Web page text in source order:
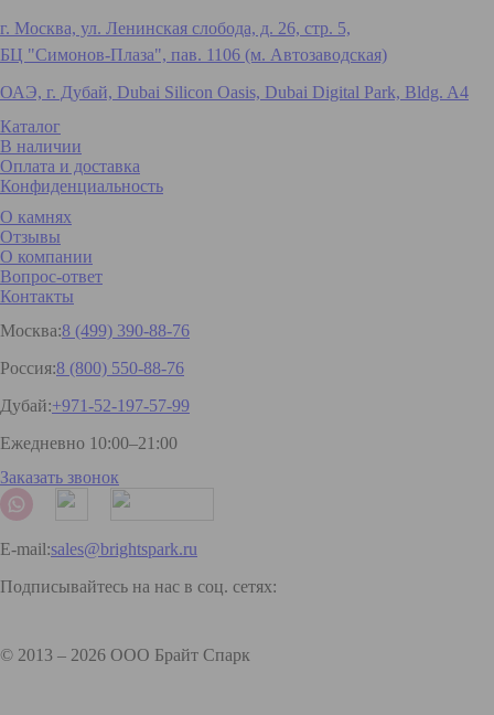
г. Москва, ул. Ленинская слобода, д. 26, стр. 5,
БЦ "Симонов-Плаза", пав. 1106 (м. Автозаводская)
ОАЭ, г. Дубай, Dubai Silicon Oasis, Dubai Digital Park, Bldg. A4
Каталог
В наличии
Оплата и доставка
Конфиденциальность
О камнях
Отзывы
О компании
Вопрос-ответ
Контакты
Москва:8 (499) 390-88-76
Россия:8 (800) 550-88-76
Дубай:+971-52-197-57-99
Ежедневно 10:00–21:00
Заказать звонок
E-mail:sales@brightspark.ru
Подписывайтесь на нас в соц. сетях:
© 2013 – 2026 ООО Брайт Спарк